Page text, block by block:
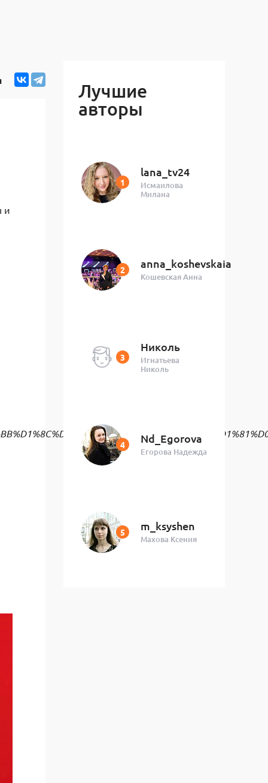
и
Лучшие
авторы
lana_tv24
Исмаилова
Милана
anna_koshevskaia
Кошевская Анна
Николь
Игнатьева
Николь
Nd_Egorova
Егорова Надежда
m_ksyshen
Махова Ксения